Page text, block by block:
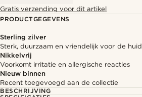
Gratis verzending voor dit artikel
PRODUCTGEGEVENS
Sterling zilver
Sterk, duurzaam en vriendelijk voor de huid
Nikkelvrij
Voorkomt irritatie en allergische reacties
Nieuw binnen
Recent toegevoegd aan de collectie
BESCHRIJVING